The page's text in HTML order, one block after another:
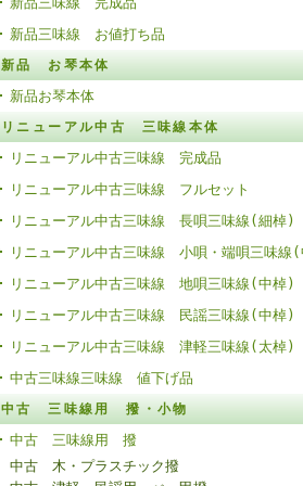
新品三味線 お値打ち品
新品 お琴本体
新品お琴本体
リニューアル中古 三味線本体
リニューアル中古三味線 完成品
リニューアル中古三味線 フルセット
リニューアル中古三味線 長唄三味線(細棹)
リニューアル中古三味線 小唄・端唄三味線
リニューアル中古三味線 地唄三味線(中棹)
リニューアル中古三味線 民謡三味線(中棹)
リニューアル中古三味線 津軽三味線(太棹)
中古三味線三味線 値下げ品
中古 三味線用 撥・小物
中古 三味線用 撥
中古 木・プラスチック撥